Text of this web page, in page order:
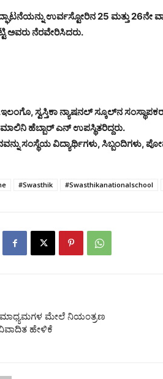
ಉರ್ವಸ್ಟೋರಿನ 25 ಮತ್ತು 26ನೇ
ಅವರು ನೆರವೇರಿಸಿದರು.
ಸ್ವಸ್ತಿಕಾ ನ್ಯಾಷನಲ್ ಸ್ಕೂಲ್‌ನ
ಹೆಬ್ಬಾರ್ ಎನ್ ಉಪಸ್ಥಿತರಿದ್ದರು.
ಸಂಸ್ಥೆಯ ವಿದ್ಯಾರ್ಥಿಗಳು, ಸಿಬ್ಬಂದಿಗಳು,
#Swasthik #Swasthikanationalschool
ಮಾಧ್ಯಮಗಳ ಮೇಲೆ ನಿಯಂತ್ರಣ
ವಿವಾದಿತ ಹೇಳಿಕೆ